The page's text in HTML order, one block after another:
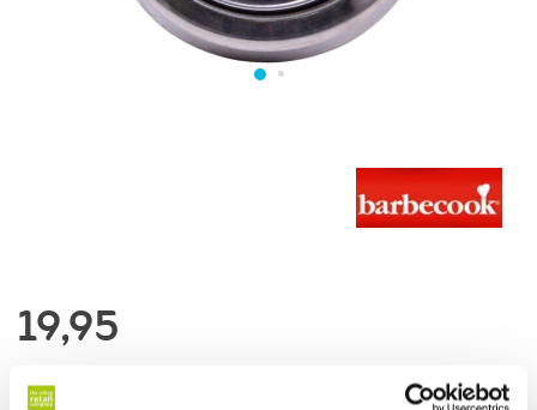
19,95
Op voorraad